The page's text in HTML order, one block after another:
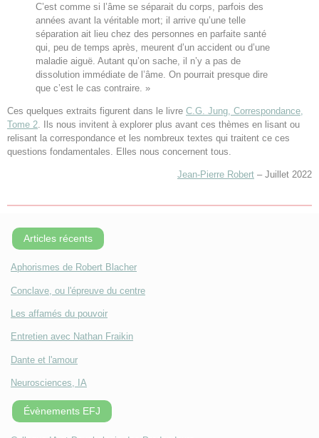
C’est comme si l’âme se séparait du corps, parfois des
années avant la véritable mort; il arrive qu’une telle
séparation ait lieu chez des personnes en parfaite santé
qui, peu de temps après, meurent d’un accident ou d’une
maladie aiguë. Autant qu’on sache, il n’y a pas de
dissolution immédiate de l’âme. On pourrait presque dire
que c’est le cas contraire. »
Ces quelques extraits figurent dans le livre C.G. Jung, Correspondance,
Tome 2. Ils nous invitent à explorer plus avant ces thèmes en lisant ou
relisant la correspondance et les nombreux textes qui traitent ce ces
questions fondamentales. Elles nous concernent tous.
Jean-Pierre Robert – Juillet 2022
Articles récents
Aphorismes de Robert Blacher
Conclave, ou l'épreuve du centre
Les affamés du pouvoir
Entretien avec Nathan Fraikin
Dante et l'amour
Neurosciences, IA
Évènements EFJ